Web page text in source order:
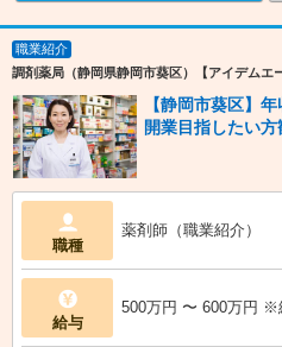
職業紹介
調剤薬局（静岡県静岡市葵区）【アイデムエ
【静岡市葵区】
開業目指したい
職種
薬剤師（職業紹介）
給与
500万円 〜 600万円 ※